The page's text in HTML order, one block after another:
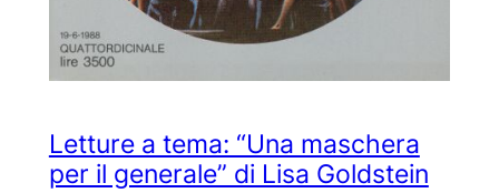
Letture a tema: “Una maschera
per il generale” di Lisa Goldstein